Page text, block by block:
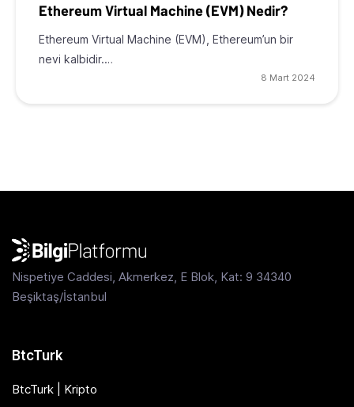
Ethereum Virtual Machine (EVM) Nedir?
Ethereum Virtual Machine (EVM), Ethereum’un bir
nevi kalbidir.…
8 Mart 2024
Nispetiye Caddesi, Akmerkez, E Blok, Kat: 9 34340
Beşiktaş/İstanbul
BtcTurk
BtcTurk | Kripto